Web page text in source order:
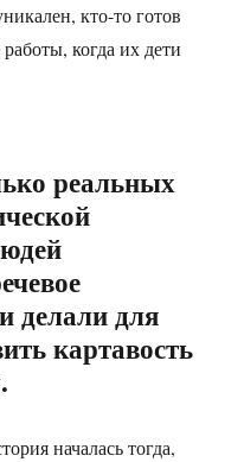
кто-то готов
когда их дети
реальных
делали для
картавость
началась тогда,